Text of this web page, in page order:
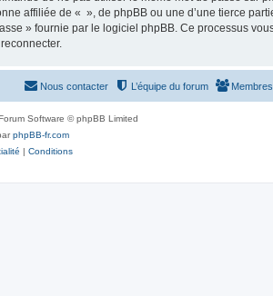
affiliée de « », de phpBB ou une d’une tierce
» fournie par le logiciel phpBB. Ce processus
Membres
L’équipe du forum
Nous contacter
Software © phpBB Limited
phpBB-fr.com
| Conditions